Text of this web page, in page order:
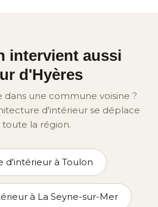
intervient aussi
d'Hyères
dans une commune voisine ?
d'intérieur se déplace
toute la région.
d'intérieur à Toulon
à La Seyne-sur-Mer